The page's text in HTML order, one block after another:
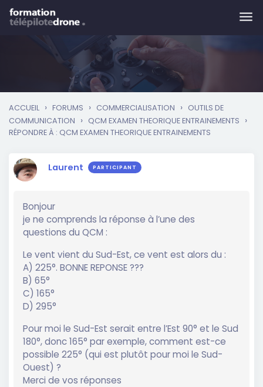
Skip to main content
ACCUEIL › FORUMS › COMMERCIALISATION › OUTILS DE
COMMUNICATION
› QCM EXAMEN THEORIQUE ENTRAINEMENTS ›
RÉPONDRE À : QCM EXAMEN THEORIQUE ENTRAINEMENTS
Laurent PARTICIPANT
Bonjour
je ne comprends la réponse à l’une des
questions du QCM :
Le vent vient du Sud-Est, ce vent est alors du :
A) 225°. BONNE REPONSE ???
B) 65°
C) 165°
D) 295°
Pour moi le Sud-Est serait entre l’Est 90° et le Sud
180°, donc 165° par exemple, comment est-ce
possible 225° (qui est plutôt pour moi le Sud-
Ouest) ?
Merci de vos réponses